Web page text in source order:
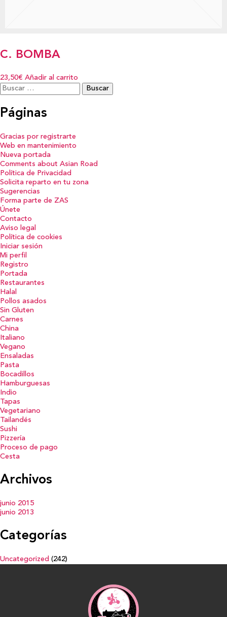
C. BOMBA
23,50€ Añadir al carrito
Buscar:
Páginas
Gracias por registrarte
Web en mantenimiento
Nueva portada
Comments about Asian Road
Política de Privacidad
Solicita reparto en tu zona
Sugerencias
Forma parte de ZAS
Únete
Contacto
Aviso legal
Política de cookies
Iniciar sesión
Mi perfil
Registro
Portada
Restaurantes
Halal
Pollos asados
Sin Gluten
Carnes
China
Italiano
Vegano
Ensaladas
Pasta
Bocadillos
Hamburguesas
Indio
Tapas
Vegetariano
Tailandés
Sushi
Pizzería
Proceso de pago
Cesta
Archivos
junio 2015
junio 2013
Categorías
Uncategorized (242)